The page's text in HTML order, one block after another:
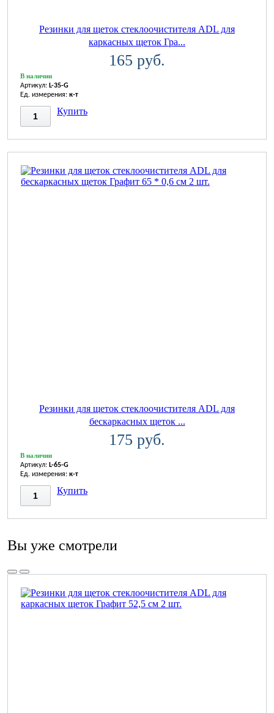
Резинки для щеток стеклоочистителя ADL для
каркасных щеток Гра...
165 руб.
В наличии
Артикул: L-35-G
Ед. измерения: к-т
Купить
Резинки для щеток стеклоочистителя ADL для
бескаркасных щеток ...
175 руб.
В наличии
Артикул: L-65-G
Ед. измерения: к-т
Купить
Вы уже смотрели